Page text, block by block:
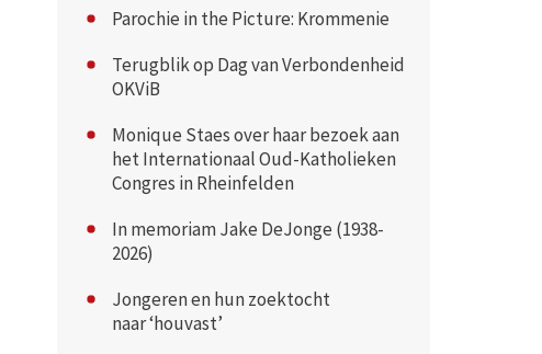
Parochie in the Picture: Krommenie
Terugblik op Dag van Verbondenheid
OKViB
Monique Staes over haar bezoek aan
het Internationaal Oud-Katholieken
Congres in Rheinfelden
In memoriam Jake DeJonge (1938-
2026)
Jongeren en hun zoektocht
naar ‘houvast’